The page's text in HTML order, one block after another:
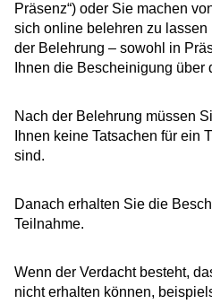
Präsenz“) oder Sie machen
sich online belehren zu lassen
der Belehrung – sowohl in
Ihnen die Bescheinigung
Nach der Belehrung müssen
Ihnen keine Tatsachen für ein
sind.
Danach erhalten Sie die
Teilnahme.
Wenn der Verdacht besteht,
nicht erhalten können,